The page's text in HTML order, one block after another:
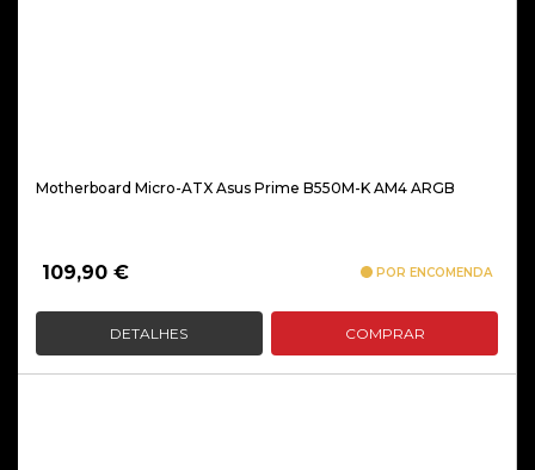
Motherboard Micro-ATX Asus Prime B550M-K AM4 ARGB
109,90 € POR ENCOMENDA
DETALHES COMPRAR